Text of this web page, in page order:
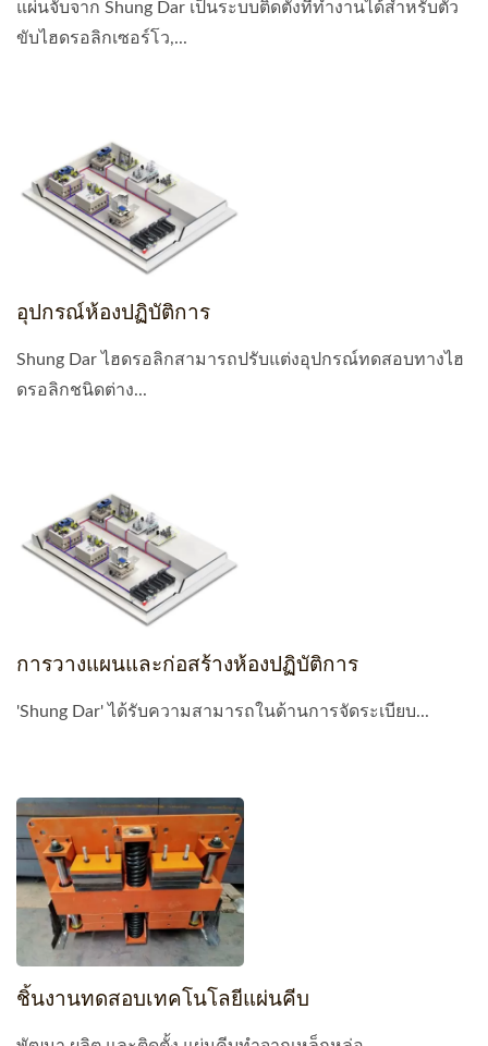
แผ่นจับจาก Shung Dar เป็นระบบติดตั้งที่ทำงานได้สำหรับตัว
ขับไฮดรอลิกเซอร์โว,...
อุปกรณ์ห้องปฏิบัติการ
Shung Dar ไฮดรอลิกสามารถปรับแต่งอุปกรณ์ทดสอบทางไฮ
ดรอลิกชนิดต่าง...
การวางแผนและก่อสร้างห้องปฏิบัติการ
'Shung Dar' ได้รับความสามารถในด้านการจัดระเบียบ...
ชิ้นงานทดสอบเทคโนโลยีแผ่นคีบ